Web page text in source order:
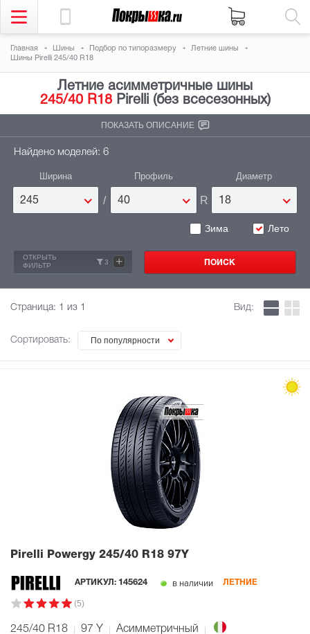
Главная Шины Подбор по типоразмеру
Летние шины
Шины Pirelli 245/40 R18
Летние асимметричные шины
245/40 R18Pirelli (без всесезонных)
ПОКАЗАТЬ ОПИСАНИЕ
Найдено моделей: 6
Ширина
245 /
Профиль
40 R
Диаметр
18
Зима Лето
ОТКРЫТЬ
ФИЛЬТР
3 +
Страница: 1 из 1
Сортировать: По популярности
Вид:
Pirelli Powergy 245/40 R18 97Y
АРТИКУЛ: 145624 в наличии ЛЕТНИЕ
(5)
245/40 R18 97 Y Асимметричный